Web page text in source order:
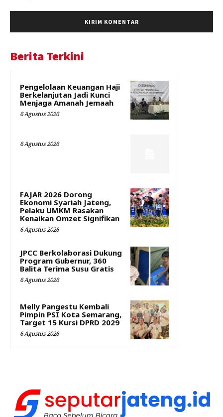
Berita Terkini
Pengelolaan Keuangan Haji
Berkelanjutan Jadi Kunci
Menjaga Amanah Jemaah
6 Agustus 2026
6 Agustus 2026
FAJAR 2026 Dorong
Ekonomi Syariah Jateng,
Pelaku UMKM Rasakan
Kenaikan Omzet Signifikan
6 Agustus 2026
JPCC Berkolaborasi Dukung
Program Gubernur, 360
Balita Terima Susu Gratis
6 Agustus 2026
Melly Pangestu Kembali
Pimpin PSI Kota Semarang,
Target 15 Kursi DPRD 2029
6 Agustus 2026